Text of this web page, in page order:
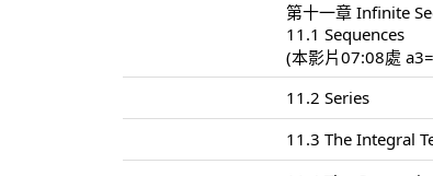
第十一章 Infinite
11.1 Sequences
(本影片07:08處
11.2 Series
11.3 The Integral